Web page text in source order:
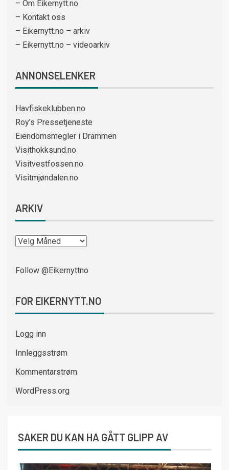
– Om Eikernytt.no
– Kontakt oss
– Eikernytt.no – arkiv
– Eikernytt.no – videoarkiv
ANNONSELENKER
Havfiskeklubben.no
Roy’s Pressetjeneste
Eiendomsmegler i Drammen
Visithokksund.no
Visitvestfossen.no
Visitmjøndalen.no
ARKIV
Follow @Eikernyttno
FOR EIKERNYTT.NO
Logg inn
Innleggsstrøm
Kommentarstrøm
WordPress.org
SAKER DU KAN HA GÅTT GLIPP AV